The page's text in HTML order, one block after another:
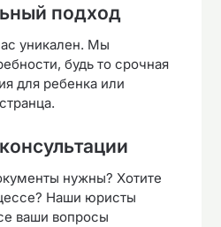
подход
уникален. Мы
будь то срочная
для ребенка или
нужны? Хотите
Наши юристы
ваши вопросы